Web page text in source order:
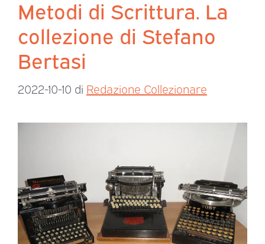
Metodi di Scrittura. La
collezione di Stefano
Bertasi
2022-10-10 di Redazione Collezionare